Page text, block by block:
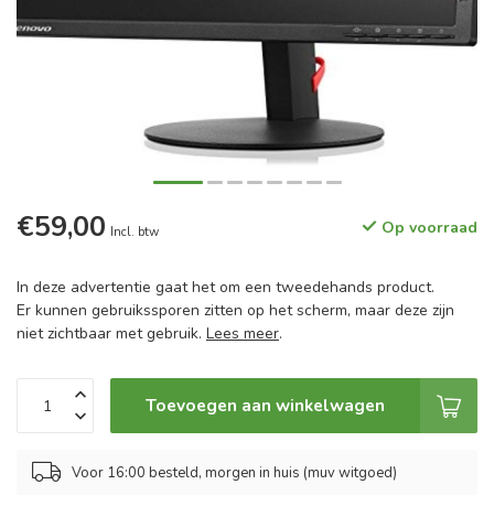
€59,00 Incl. btw Op voorraad
In deze advertentie gaat het om een tweedehands product.
Er kunnen gebruikssporen zitten op het scherm, maar deze zijn
niet zichtbaar met gebruik. Lees meer.
Toevoegen aan winkelwagen
Voor 16:00 besteld, morgen in huis (muv witgoed)